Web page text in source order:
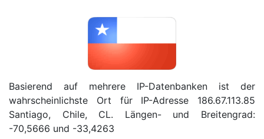
Basierend auf mehrere IP-Datenbanken ist der
wahrscheinlichste Ort für IP-Adresse 186.67.113.85
Santiago, Chile, CL. Längen- und Breitengrad:
-70,5666 und -33,4263